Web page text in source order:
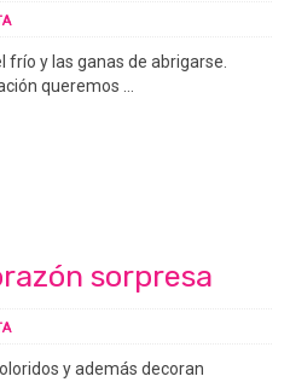
frío y las ganas de abrigarse.
queremos …
sorpresa
y además decoran